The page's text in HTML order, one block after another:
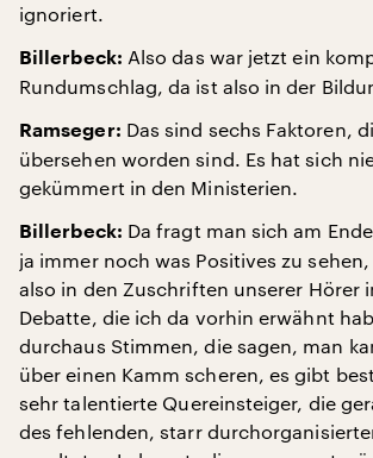
ignoriert.
Billerbeck: Also das war jetzt ein
Rundumschlag, da ist also in der
Ramseger: Das sind sechs Faktoren,
übersehen worden sind. Es hat sich
gekümmert in den Ministerien.
Billerbeck: Da fragt man sich am
ja immer noch was Positives zu
also in den Zuschriften unserer Hörer
Debatte, die ich da vorhin erwähnt
durchaus Stimmen, die sagen, man
über einen Kamm scheren, es gibt
sehr talentierte Quereinsteiger, die
des fehlenden, starr